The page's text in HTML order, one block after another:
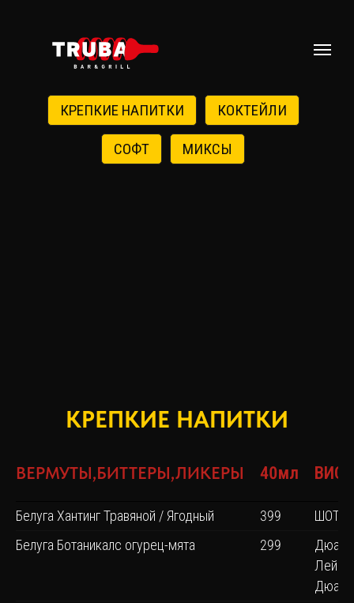
КРЕПКИЕ НАПИТКИ КОКТЕЙЛИ
СОФТ МИКСЫ
КРЕПКИЕ НАПИТКИ
ВЕРМУТЫ,БИТТЕРЫ,ЛИКЕРЫ 40мл
Белуга Хантинг Травяной / Ягодный 399
Белуга Ботаникалс огурец-мята
299